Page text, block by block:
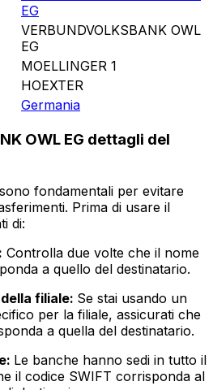
EG
VERBUNDVOLKSBANK OWL
EG
MOELLINGER 1
HOEXTER
Germania
OWL EG dettagli del
fondamentali per evitare
Prima di usare il
di:
Controlla due volte che il nome
a quello del destinatario.
filiale: Se stai usando un
per la filiale, assicurati che
a quella del destinatario.
Le banche hanno sedi in tutto il
il codice SWIFT corrisponda al